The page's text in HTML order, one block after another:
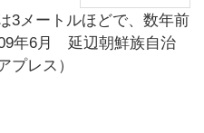
3メートルほどで、数年前
年6月 延辺朝鮮族自治
プレス）